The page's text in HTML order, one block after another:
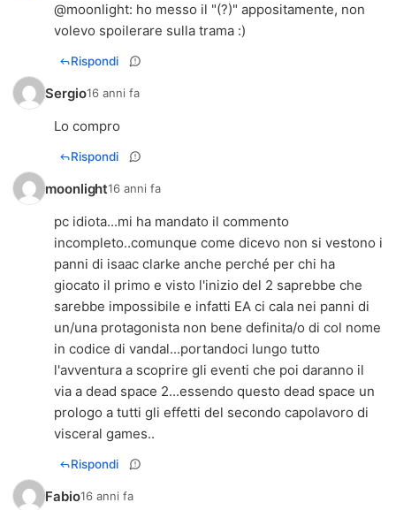
@moonlight: ho messo il "(?)" appositamente, non
volevo spoilerare sulla trama :)
Rispondi
Sergio16 anni fa
Lo compro
Rispondi
moonlight16 anni fa
pc idiota...mi ha mandato il commento
incompleto..comunque come dicevo non si vestono i
panni di isaac clarke anche perché per chi ha
giocato il primo e visto l'inizio del 2 saprebbe che
sarebbe impossibile e infatti EA ci cala nei panni di
un/una protagonista non bene definita/o di col nome
in codice di vandal...portandoci lungo tutto
l'avventura a scoprire gli eventi che poi daranno il
via a dead space 2...essendo questo dead space un
prologo a tutti gli effetti del secondo capolavoro di
visceral games..
Rispondi
Fabio16 anni fa